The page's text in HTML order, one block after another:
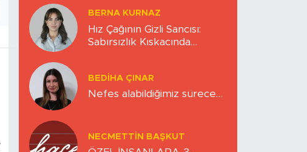
BERNA KURNAZ
Hız Çağının Gizli Sancısı:
Sabırsızlık Kıskacında
BEDIHA ÇINAR
Nefes alabildiğimiz sürece…
NECMETTIN BAŞKUT